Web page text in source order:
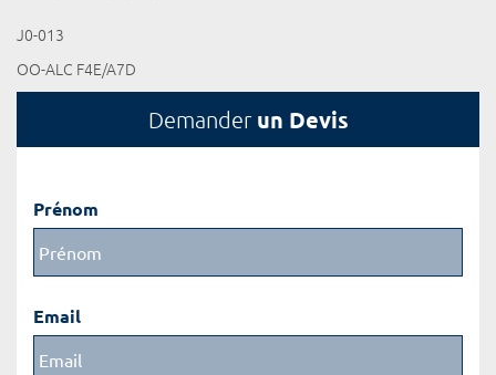
J0-013
OO-ALC F4E/A7D
Demander un Devis
Prénom
Email